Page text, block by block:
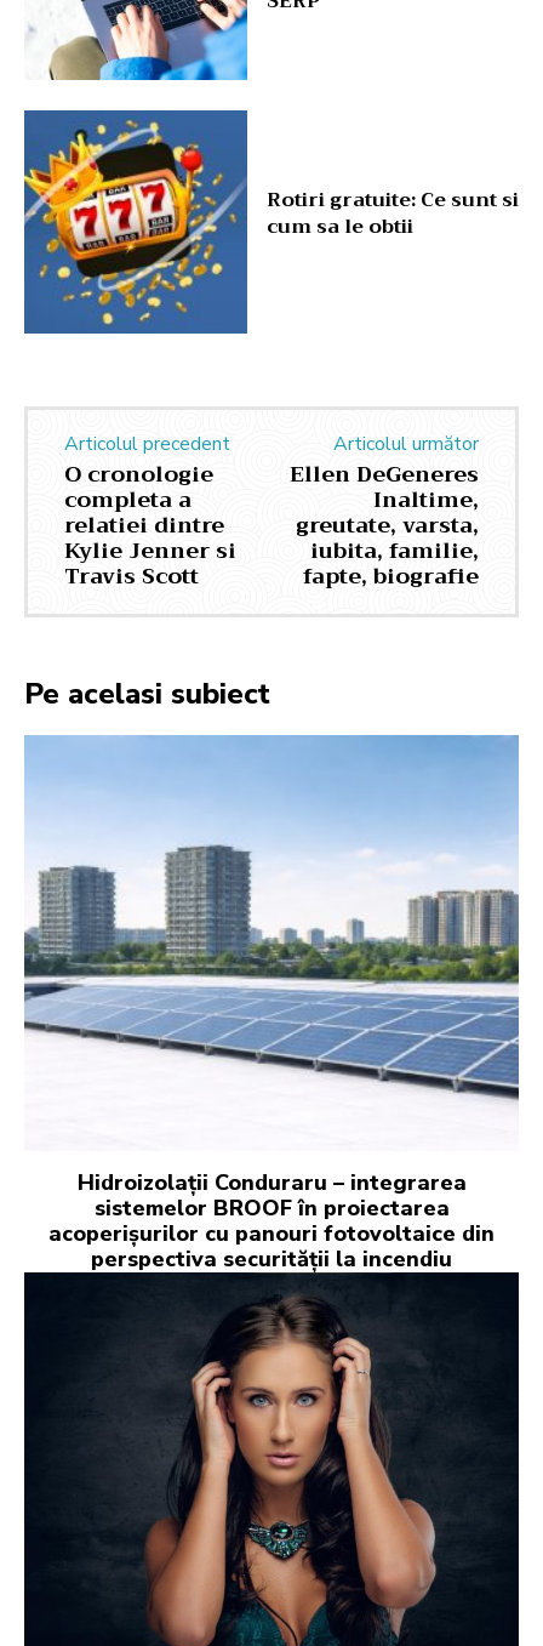
Rotiri gratuite: Ce sunt si
cum sa le obtii
Articolul precedent
O cronologie
completa a
relatiei dintre
Kylie Jenner si
Travis Scott
Articolul următor
Ellen DeGeneres
Inaltime,
greutate, varsta,
iubita, familie,
fapte, biografie
Pe acelasi subiect
Hidroizolații Conduraru – integrarea
sistemelor BROOF în proiectarea
acoperișurilor cu panouri fotovoltaice din
perspectiva securității la incendiu